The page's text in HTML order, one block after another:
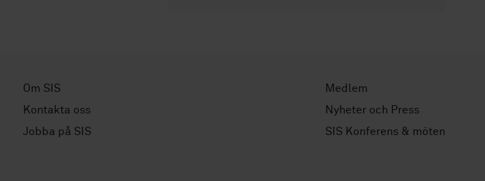
Om SIS
Kontakta oss
Jobba på SIS
Medlem
Nyheter och Press
SIS Konferens & möten